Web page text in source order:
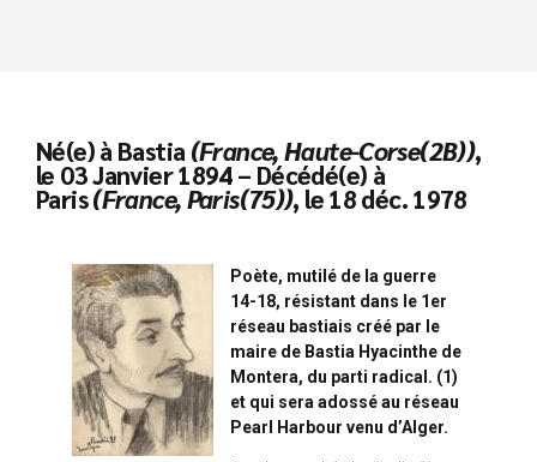
Né(e) à Bastia (France, Haute-Corse(2B)),
le 03 Janvier 1894 – Décédé(e) à
Paris(France, Paris(75)), le 18 déc. 1978
Poète, mutilé de la guerre
14-18, résistant dans le 1er
réseau bastiais créé par le
maire de Bastia Hyacinthe de
Montera, du parti radical. (1)
et qui sera adossé au réseau
Pearl Harbour venu d’Alger.